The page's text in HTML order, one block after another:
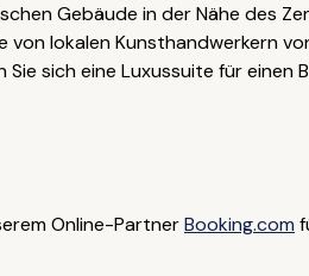
Gebäude in der Nähe des
lokalen Kunsthandwerkern
sich eine Luxussuite für einen
Online-PartnerBooking.com